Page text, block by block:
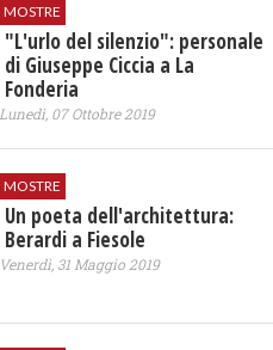
MOSTRE
"L'urlo del silenzio": personale
di Giuseppe Ciccia a La
Fonderia
Lunedì, 07 Ottobre 2019
MOSTRE
Un poeta dell'architettura:
Berardi a Fiesole
Venerdì, 31 Maggio 2019